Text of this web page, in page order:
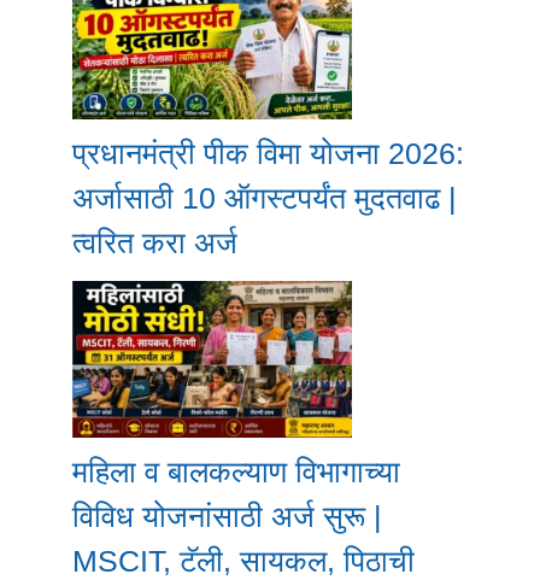
प्रधानमंत्री पीक विमा योजना 2026:
अर्जासाठी 10 ऑगस्टपर्यंत मुदतवाढ |
त्वरित करा अर्ज
महिला व बालकल्याण विभागाच्या
विविध योजनांसाठी अर्ज सुरू |
MSCIT, टॅली, सायकल, पिठाची